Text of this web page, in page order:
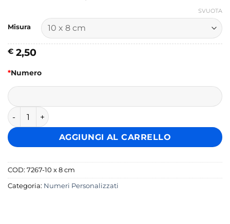
Misura
SVUOTA
€ 2,50
*Numero
Adesivo Numero Personalizzato per Moto quantità
AGGIUNGI AL CARRELLO
COD: 7267-10 x 8 cm
Categoria: Numeri Personalizzati